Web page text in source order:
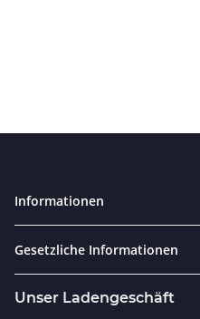
Informationen
Gesetzliche Informationen
Unser Ladengeschäft